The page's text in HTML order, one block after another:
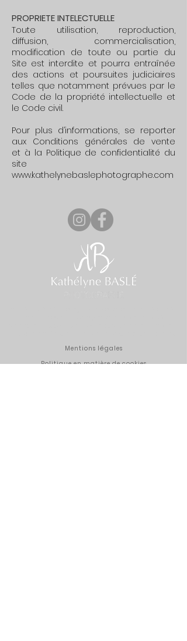
PROPRIETE INTELECTUELLE
Toute utilisation, reproduction,
diffusion, commercialisation,
modification de toute ou partie du
Site est interdite et pourra entraînée
des actions et poursuites judiciaires
telles que notamment prévues par le
Code de la propriété intellectuelle et
le Code civil.
Pour plus d’informations, se reporter
aux Conditions générales de vente
et à la Politique de confidentialité du
site
www.kathelynebaslephotographe.com
Mentions légales
Politique en matière de cookies